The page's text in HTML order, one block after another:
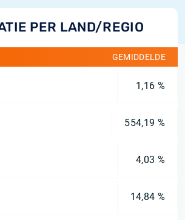
PER LAND/REGIO
GEMIDDELDE
1,16 %
554,19 %
4,03 %
14,84 %